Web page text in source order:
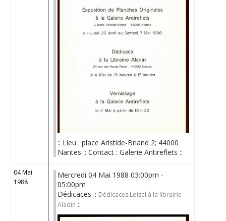
:: Lieu : place Aristide-Briand 2; 44000
Nantes :: Contact : Galerie Antireflets ::
04 Mai
1988
Mercredi 04 Mai 1988 03:00pm -
05:00pm
Dédicaces :: Dédicaces Loisel à la librairie
Aladin ::